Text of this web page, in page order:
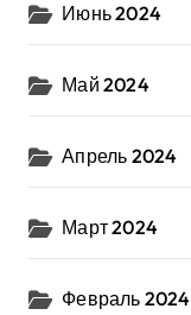
Июнь 2024
Май 2024
Апрель 2024
Март 2024
Февраль 2024